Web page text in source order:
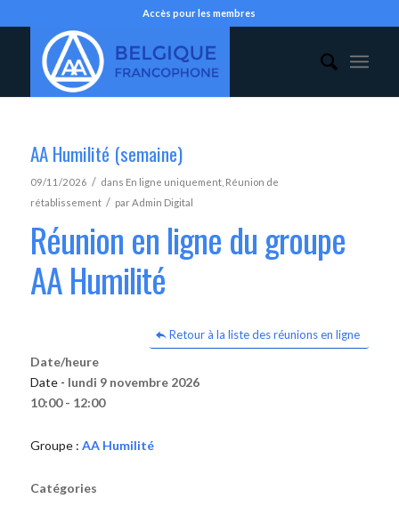
Accès pour les membres
AA Humilité (semaine)
09/11/2026 / dans En ligne uniquement, Réunion de
rétablissement / parAdmin Digital
Réunion en ligne du groupe
AA Humilité
Retour à la liste des réunions en ligne
Date/heure
Date - lundi 9 novembre 2026
10:00 - 12:00
Groupe : AA Humilité
Catégories